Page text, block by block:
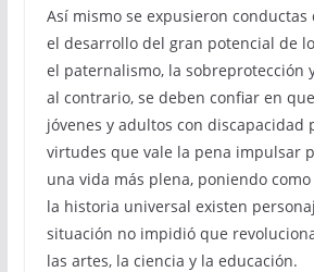
Así mismo se expusieron
el desarrollo del gran potencial de
el paternalismo, la sobreprotección
al contrario, se deben confiar en
jóvenes y adultos con discapacidad
virtudes que vale la pena impulsar
una vida más plena, poniendo
la historia universal existen
situación no impidió que
las artes, la ciencia y la educación.